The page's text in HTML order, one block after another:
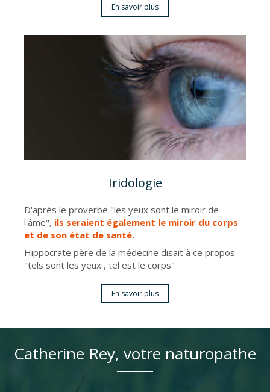
En savoir plus
Iridologie
D'après le proverbe "les yeux sont le miroir de
l'âme", ils seraient également le miroir du corps
et de son état de santé.
Hippocrate père de la médecine disait à ce propos
"tels sont les yeux , tel est le corps"
En savoir plus
Catherine Rey, votre naturopathe